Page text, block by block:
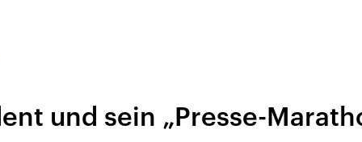
Nahostkonflikt
Aktuelle Lage und
Iran
und sein „Presse-